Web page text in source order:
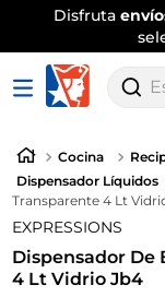
Disfruta
Cocina
Dispensador Líquidos
Transparente 4 Lt
EXPRESSIONS
Dispensador De
4 Lt Vidrio Jb4